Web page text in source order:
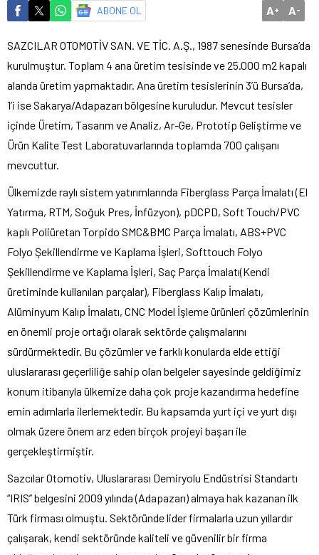
ABONE OL A+ A-
SAZCILAR OTOMOTİV SAN. VE TİC. A.Ş., 1987 senesinde Bursa’da
kurulmuştur. Toplam 4 ana üretim tesisinde ve 25.000 m2 kapalı
alanda üretim yapmaktadır. Ana üretim tesislerinin 3’ü Bursa’da,
1’i ise Sakarya/Adapazarı bölgesine kuruludur. Mevcut tesisler
içinde Üretim, Tasarım ve Analiz, Ar-Ge, Prototip Geliştirme ve
Ürün Kalite Test Laboratuvarlarında toplamda 700 çalışanı
mevcuttur.
Ülkemizde raylı sistem yatırımlarında Fiberglass Parça İmalatı (El
Yatırma, RTM, Soğuk Pres, İnfüzyon), pDCPD, Soft Touch/PVC
kaplı Poliüretan Torpido SMC&BMC Parça İmalatı, ABS+PVC
Folyo Şekillendirme ve Kaplama İşleri, Softtouch Folyo
Şekillendirme ve Kaplama İşleri, Saç Parça İmalatı(Kendi
üretiminde kullanılan parçalar), Fiberglass Kalıp İmalatı,
Alüminyum Kalıp İmalatı, CNC Model İşleme ürünleri çözümlerinin
en önemli proje ortağı olarak sektörde çalışmalarını
sürdürmektedir. Bu çözümler ve farklı konularda elde ettiği
uluslararası geçerliliğe sahip olan belgeler sayesinde geldiğimiz
konum itibarıyla ülkemize daha çok proje kazandırma hedefine
emin adımlarla ilerlemektedir. Bu kapsamda yurt içi ve yurt dışı
olmak üzere önem arz eden birçok projeyi başarı ile
gerçekleştirmiştir.
Sazcılar Otomotiv, Uluslararası Demiryolu Endüstrisi Standartı
“IRIS” belgesini 2009 yılında (Adapazarı) almaya hak kazanan ilk
Türk firması olmuştu. Sektöründe lider firmalarla uzun yıllardır
çalışarak, kendi sektöründe kaliteli ve güvenilir bir firma